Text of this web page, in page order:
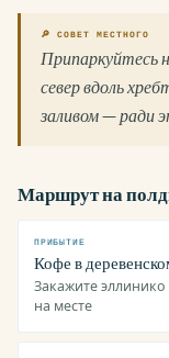
🔎 СОВЕТ МЕСТНОГО
Припаркуйтесь
север вдоль
заливом — ради
Маршрут на
ПРИБЫТИЕ
Кофе в
Закажите эллинико
на месте